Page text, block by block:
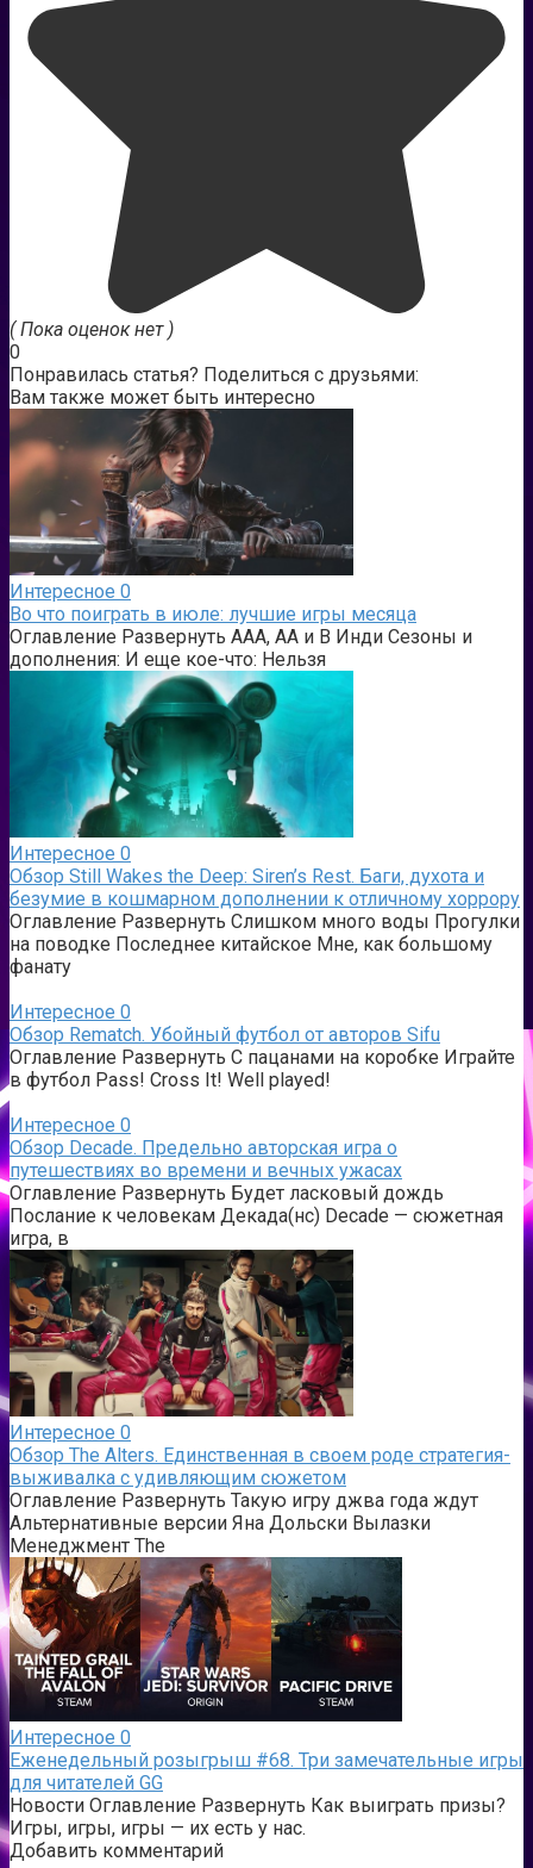
( Пока оценок нет )
0
Понравилась статья? Поделиться с друзьями:
Вам также может быть интересно
Интересное 0
Во что поиграть в июле: лучшие игры месяца
Оглавление Развернуть AAA, AA и B Инди Сезоны и
дополнения: И еще кое-что: Нельзя
Интересное 0
Обзор Still Wakes the Deep: Siren’s Rest. Баги, духота и
безумие в кошмарном дополнении к отличному хоррору
Оглавление Развернуть Слишком много воды Прогулки
на поводке Последнее китайское Мне, как большому
фанату
Интересное 0
Обзор Rematch. Убойный футбол от авторов Sifu
Оглавление Развернуть С пацанами на коробке Играйте
в футбол Pass! Cross It! Well played!
Интересное 0
Обзор Decade. Предельно авторская игра о
путешествиях во времени и вечных ужасах
Оглавление Развернуть Будет ласковый дождь
Послание к человекам Декада(нс) Decade — сюжетная
игра, в
Интересное 0
Обзор The Alters. Единственная в своем роде стратегия-
выживалка с удивляющим сюжетом
Оглавление Развернуть Такую игру джва года ждут
Альтернативные версии Яна Дольски Вылазки
Менеджмент The
Интересное 0
Еженедельный розыгрыш #68. Три замечательные игры
для читателей GG
Новости Оглавление Развернуть Как выиграть призы?
Игры, игры, игры — их есть у нас.
Добавить комментарий